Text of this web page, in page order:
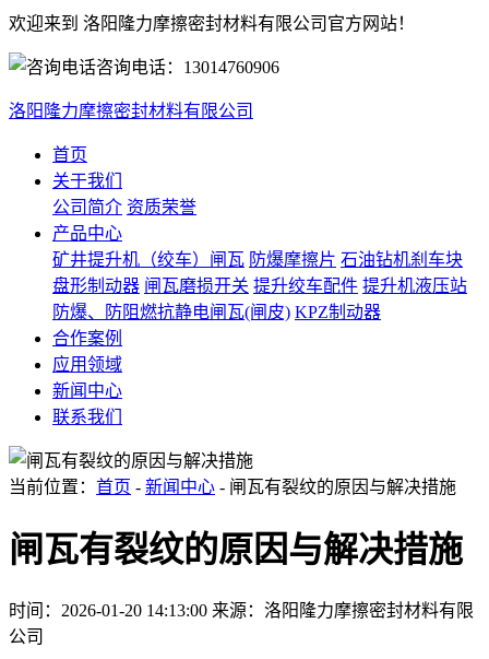
欢迎来到 洛阳隆力摩擦密封材料有限公司官方网站！
咨询电话： 13014760906
洛阳隆力摩擦密封材料有限公司
首页
关于我们
公司简介 资质荣誉
产品中心
矿井提升机（绞车）闸瓦 防爆摩擦片 石油钻机刹车块
盘形制动器 闸瓦磨损开关 提升绞车配件 提升机液压站
防爆、防阻燃抗静电闸瓦(闸皮) KPZ制动器
合作案例
应用领域
新闻中心
联系我们
当前位置： 首页 - 新闻中心 - 闸瓦有裂纹的原因与解决措施
闸瓦有裂纹的原因与解决措施
时间：2026-01-20 14:13:00 来源：洛阳隆力摩擦密封材料有限
公司